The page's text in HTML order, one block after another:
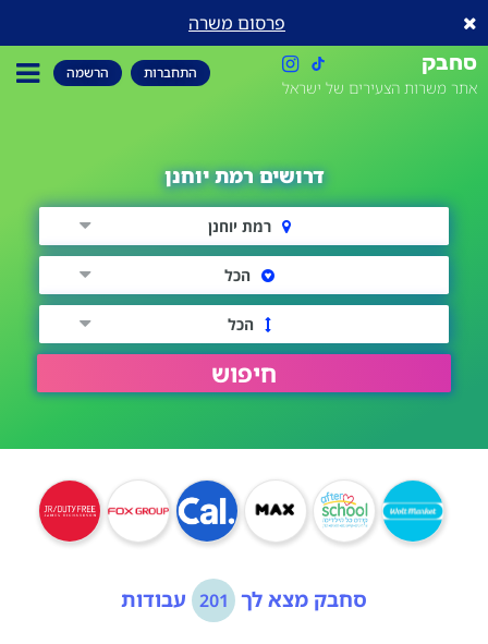
פרסום משרה
סחבק
אתר משרות הצעירים של ישראל
התחברות הרשמה
דרושים רמת יוחנן
רמת יוחנן
הכל
הכל
חיפוש
סחבק מצא לך 201 עבודות